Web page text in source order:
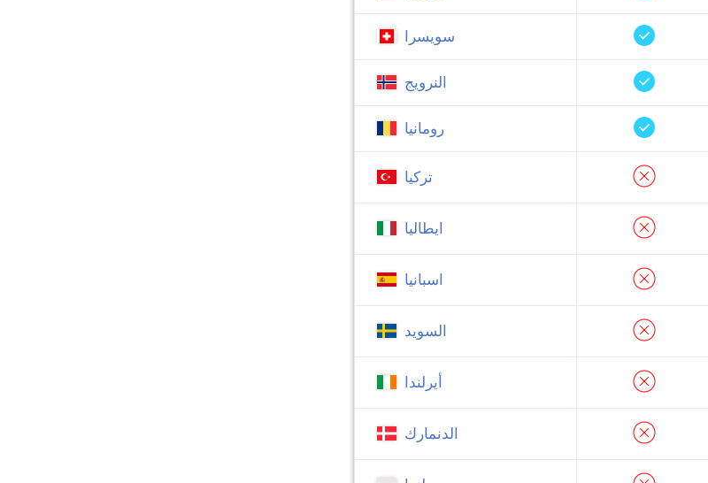
سويسرا
النرويج
رومانيا
تركيا
ايطاليا
اسبانيا
السويد
أيرلندا
الدنمارك